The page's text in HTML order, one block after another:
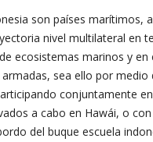
son países marítimos,
nivel multilateral en
ecosistemas marinos y en
sea ello por medio
conjuntamente
a cabo en Hawái, o
del buque escuela